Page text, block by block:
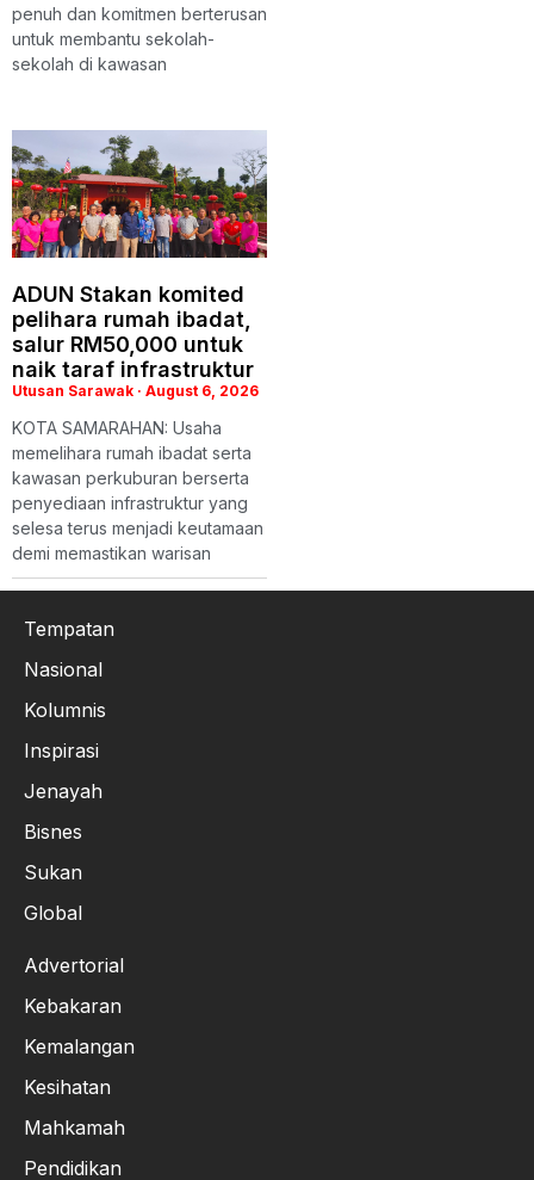
penuh dan komitmen berterusan
untuk membantu sekolah-
sekolah di kawasan
ADUN Stakan komited
pelihara rumah ibadat,
salur RM50,000 untuk
naik taraf infrastruktur
Utusan Sarawak August 6, 2026
KOTA SAMARAHAN: Usaha
memelihara rumah ibadat serta
kawasan perkuburan berserta
penyediaan infrastruktur yang
selesa terus menjadi keutamaan
demi memastikan warisan
Tempatan
Nasional
Kolumnis
Inspirasi
Jenayah
Bisnes
Sukan
Global
Advertorial
Kebakaran
Kemalangan
Kesihatan
Mahkamah
Pendidikan